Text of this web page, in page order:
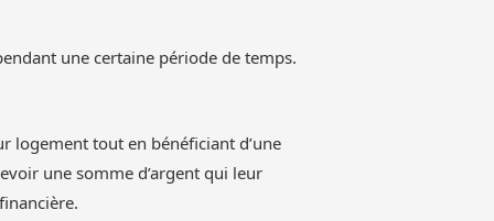
une certaine période de temps.
logement tout en bénéficiant d’une
une somme d’argent qui leur